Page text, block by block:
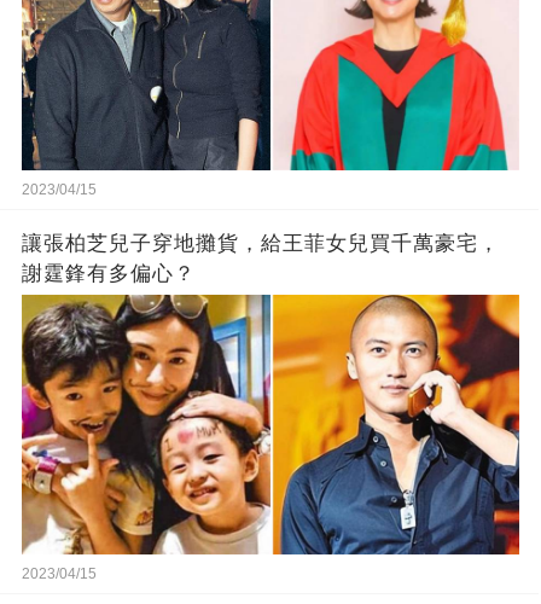
2023/04/15
讓張柏芝兒子穿地攤貨，給王菲女兒買千萬豪宅，
謝霆鋒有多偏心？
2023/04/15